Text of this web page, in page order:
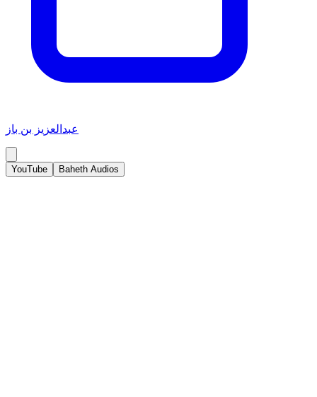
عبدالعزيز بن باز
YouTube Baheth Audios